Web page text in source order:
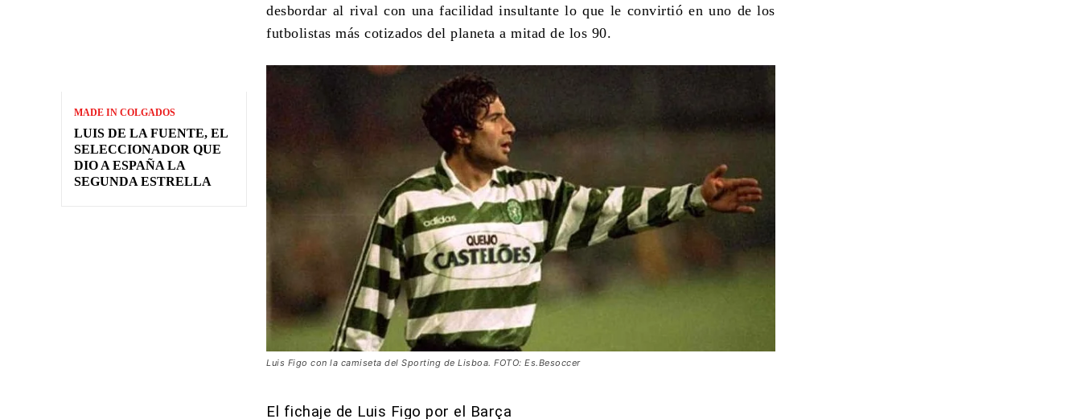
MADE IN COLGADOS
LUIS DE LA FUENTE, EL
SELECCIONADOR QUE
DIO A ESPAÑA LA
SEGUNDA ESTRELLA
desbordar al rival con una facilidad insultante lo que le convirtió en uno de los
futbolistas más cotizados del planeta a mitad de los 90.
Luis Figo con la camiseta del Sporting de Lisboa. FOTO: Es.Besoccer
El fichaje de Luis Figo por el Barça